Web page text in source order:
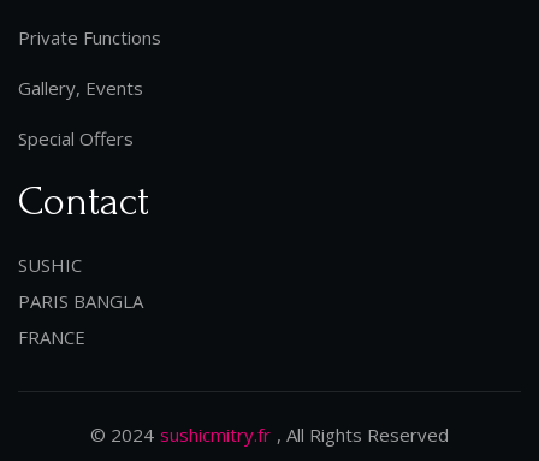
Private Functions
Gallery, Events
Special Offers
Contact
SUSHIC
PARIS BANGLA
FRANCE
© 2024 sushicmitry.fr , All Rights Reserved